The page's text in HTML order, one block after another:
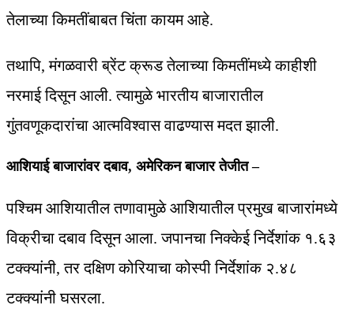
तेलाच्या किमतींबाबत चिंता कायम आहे.
तथापि, मंगळवारी ब्रेंट क्रूड तेलाच्या किमतींमध्ये काहीशी
नरमाई दिसून आली. त्यामुळे भारतीय बाजारातील
गुंतवणूकदारांचा आत्मविश्वास वाढण्यास मदत झाली.
आशियाई बाजारांवर दबाव, अमेरिकन बाजार तेजीत –
पश्चिम आशियातील तणावामुळे आशियातील प्रमुख बाजारांमध्ये
विक्रीचा दबाव दिसून आला. जपानचा निक्केई निर्देशांक १.६३
टक्क्यांनी, तर दक्षिण कोरियाचा कोस्पी निर्देशांक २.४८
टक्क्यांनी घसरला.